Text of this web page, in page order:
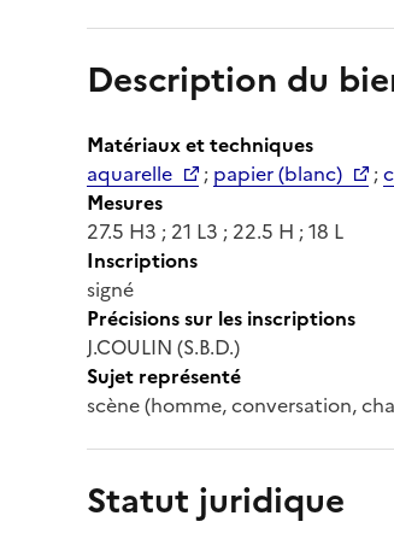
Description du
Matériaux et techniques
aquarelle
; papier (blanc) ;
Mesures
27.5 H3 ; 21 L3 ; 22.5 H ; 18 L
Inscriptions
signé
Précisions sur les inscriptions
J.COULIN (S.B.D.)
Sujet représenté
scène (homme, conversation,
Statut juridique